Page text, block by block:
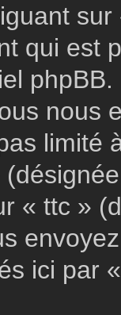
qui est
nous
« ttc »
ici par